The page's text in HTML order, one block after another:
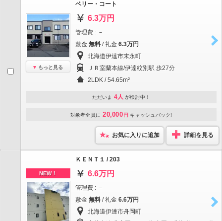
もっと見る
ベリー・コート
6.3万円
管理費 : －
敷金 無料 / 礼金 6.3万円
北海道伊達市末永町
ＪＲ室蘭本線/伊達紋別駅 歩27分
2LDK / 54.65m²
ただいま 4人 が検討中！
対象者全員に 20,000 円 キャッシュバック!
お気に入りに追加 詳細を見る
NEW！
ＫＥＮＴ１ / 203
6.6万円
管理費 : －
敷金 無料 / 礼金 6.6万円
北海道伊達市舟岡町